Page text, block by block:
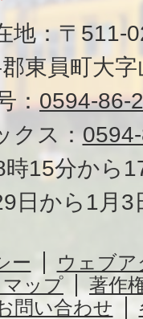
地：〒
東員町大
： 0594-86-
クス：
時15分から
日から1月3
ー
ウェブ
ップ
著作
問い合わせ